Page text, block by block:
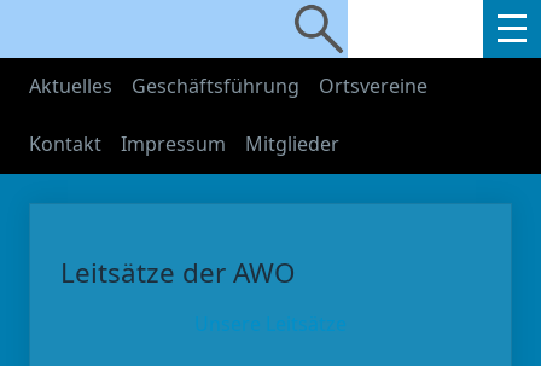
Aktuelles Geschäftsführung Ortsvereine
Kontakt Impressum Mitglieder
Leitsätze der AWO
Unsere Leitsätze